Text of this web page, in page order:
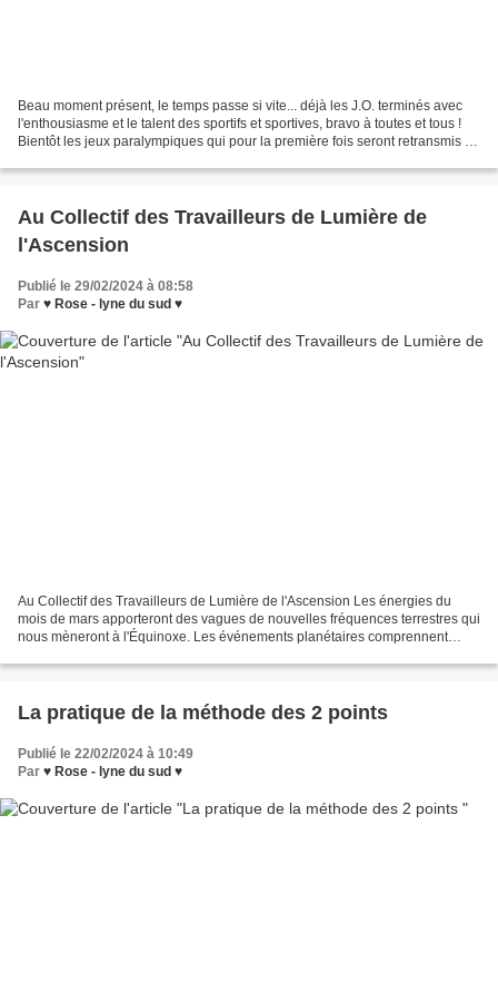
Beau moment présent, le temps passe si vite... déjà les J.O. terminés avec
l'enthousiasme et le talent des sportifs et sportives, bravo à toutes et tous !
Bientôt les jeux paralympiques qui pour la première fois seront retransmis en
Au Collectif des Travailleurs de Lumière de
l'Ascension
Publié le 29/02/2024 à 08:58
Par ♥ Rose - lyne du sud ♥
Au Collectif des Travailleurs de Lumière de l'Ascension Les énergies du
mois de mars apporteront des vagues de nouvelles fréquences terrestres qui
nous mèneront à l'Équinoxe. Les événements planétaires comprennent
La pratique de la méthode des 2 points
Publié le 22/02/2024 à 10:49
Par ♥ Rose - lyne du sud ♥